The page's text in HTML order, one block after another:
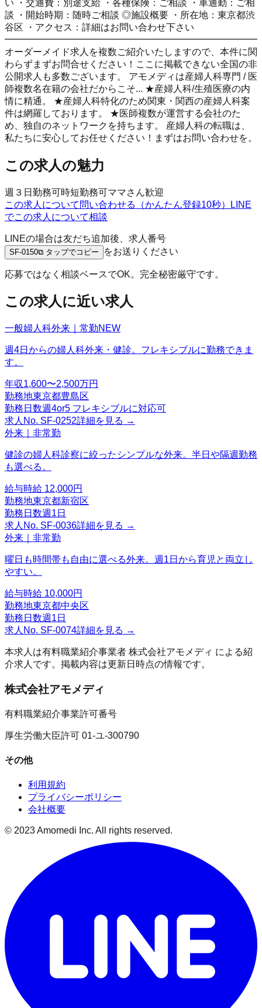
い ・交通費：別途支給 ・各種保険：ご相談 ・車通勤：ご相
談 ・開始時期：随時ご相談 ◎施設概要 ・所在地：東京都渋
谷区 ・アクセス：詳細はお問い合わせ下さい
━━━━━━━━━━━━━━━━━━━━━━━━━━━
オーダーメイド求人を複数ご紹介いたしますので、本件に関
わらずまずお問合せください！ここに掲載できない全国の非
公開求人も多数ございます。 アモメディは産婦人科専門 / 医
師複数名在籍の会社だからこそ... ★産婦人科/生殖医療の内
情に精通。 ★産婦人科特化のため関東・関西の産婦人科案
件は網羅しております。 ★医師複数が運営する会社のた
め、独自のネットワークを持ちます。 産婦人科の転職は、
私たちに安心してお任せください！まずはお問い合わせを。
この求人の魅力
週３日勤務可時短勤務可ママさん歓迎
この求人について問い合わせる（かんたん登録10秒）
LINE
でこの求人について相談
LINEの場合は友だち追加後、求人番号
SF-0150⧉ タップでコピー をお送りください
応募ではなく相談ベースでOK。完全秘密厳守です。
この求人に近い求人
一般婦人科外来｜常勤NEW
週4日からの婦人科外来・健診。フレキシブルに勤務できま
す。
年収1,600〜2,500万円
勤務地東京都豊島区
勤務日数週4or5 フレキシブルに対応可
求人No. SF-0252詳細を見る →
外来｜非常勤
健診の婦人科診察に絞ったシンプルな外来。半日や隔週勤務
も選べる。
給与時給 12,000円
勤務地東京都新宿区
勤務日数週1日
求人No. SF-0036詳細を見る →
外来｜非常勤
曜日も時間帯も自由に選べる外来。週1日から育児と両立し
やすい。
給与時給 10,000円
勤務地東京都中央区
勤務日数週1日
求人No. SF-0074詳細を見る →
本求人は有料職業紹介事業者 株式会社アモメディ による紹
介求人です。掲載内容は更新日時点の情報です。
株式会社アモメディ
有料職業紹介事業許可番号
厚生労働大臣許可 01-ユ-300790
その他
利用規約
プライバシーポリシー
会社概要
© 2023 Amomedi Inc. All rights reserved.